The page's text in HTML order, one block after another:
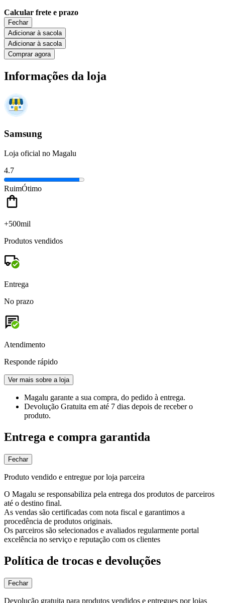
Calcular frete e prazo
Fechar
Adicionar à sacola
Adicionar à sacola
Comprar agora
Informações da loja
Samsung
Loja oficial no Magalu
4.7
RuimÓtimo
+500mil
Produtos vendidos
Entrega
No prazo
Atendimento
Responde rápido
Ver mais sobre a loja
Magalu garante a sua compra, do pedido à entrega.
Devolução Gratuita em até 7 dias depois de receber o
produto.
Entrega e compra garantida
Fechar
Produto vendido e entregue por loja parceira
O Magalu se responsabiliza pela entrega dos produtos de parceiros
até o destino final.
As vendas são certificadas com nota fiscal e garantimos a
procedência de produtos originais.
Os parceiros são selecionados e avaliados regularmente portal
excelência no serviço e reputação com os clientes
Política de trocas e devoluções
Fechar
Devolução gratuita para produtos vendidos e entregues por lojas